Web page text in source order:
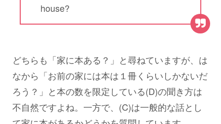
house?
どちらも「家に本ある？」と尋ねていますが、は
なから「お前の家には本は１冊くらいしかないだ
ろう？」と本の数を限定している(D)の聞き方は
不自然ですよね。一方で、(C)は一般的な話とし